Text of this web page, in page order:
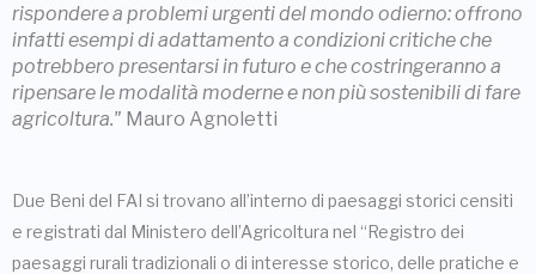
rispondere a problemi urgenti del mondo odierno: offrono
infatti esempi di adattamento a condizioni critiche che
potrebbero presentarsi in futuro e che costringeranno a
ripensare le modalità moderne e non più sostenibili di fare
agricoltura." Mauro Agnoletti
Due Beni del FAI si trovano all’interno di paesaggi storici censiti
e registrati dal Ministero dell’Agricoltura nel “Registro dei
paesaggi rurali tradizionali o di interesse storico, delle pratiche e